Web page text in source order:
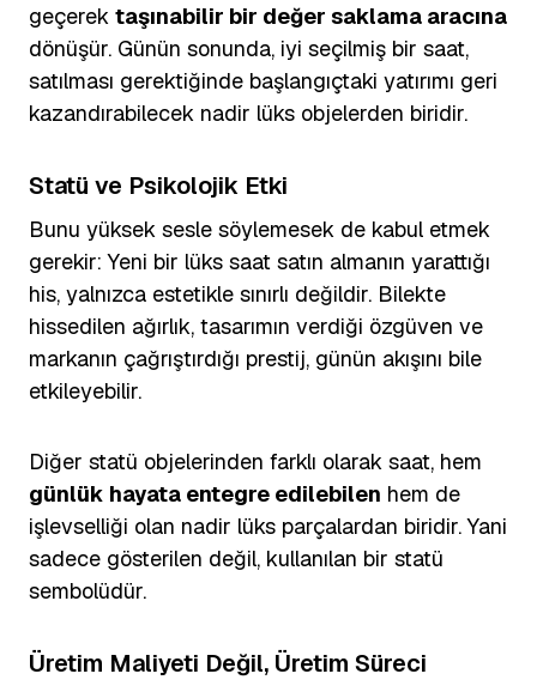
geçerek taşınabilir bir değer saklama aracına
dönüşür. Günün sonunda, iyi seçilmiş bir saat,
satılması gerektiğinde başlangıçtaki yatırımı geri
kazandırabilecek nadir lüks objelerden biridir.
Statü ve Psikolojik Etki
Bunu yüksek sesle söylemesek de kabul etmek
gerekir: Yeni bir lüks saat satın almanın yarattığı
his, yalnızca estetikle sınırlı değildir. Bilekte
hissedilen ağırlık, tasarımın verdiği özgüven ve
markanın çağrıştırdığı prestij, günün akışını bile
etkileyebilir.
Diğer statü objelerinden farklı olarak saat, hem
günlük hayata entegre edilebilen hem de
işlevselliği olan nadir lüks parçalardan biridir. Yani
sadece gösterilen değil, kullanılan bir statü
sembolüdür.
Üretim Maliyeti Değil, Üretim Süreci